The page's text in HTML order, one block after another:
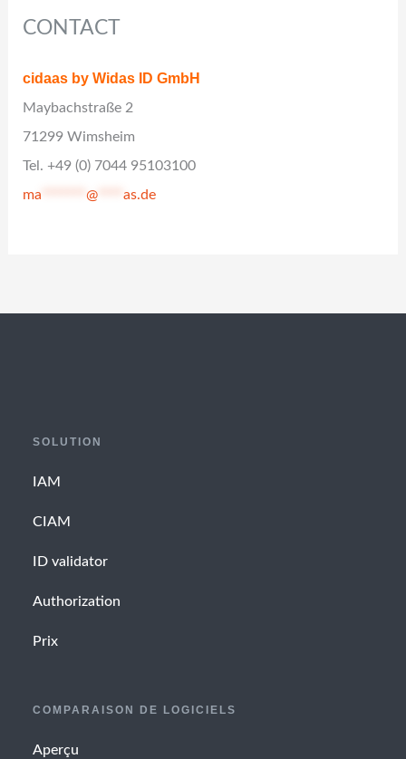
CONTACT
cidaas by Widas ID GmbH
Maybachstraße 2
71299 Wimsheim
Tel. +49 (0) 7044 95103100
ma *******@ ****as.de
SOLUTION
IAM
CIAM
ID validator
Authorization
Prix
COMPARAISON DE LOGICIELS
Aperçu